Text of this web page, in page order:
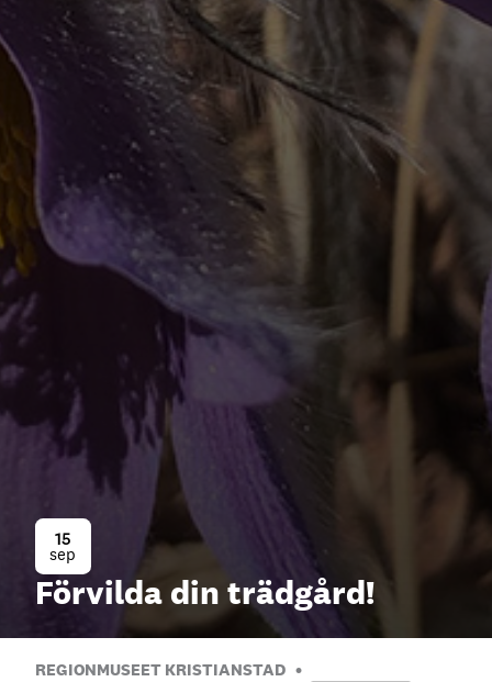
15
sep
Förvilda din trädgård!
REGIONMUSEET KRISTIANSTAD